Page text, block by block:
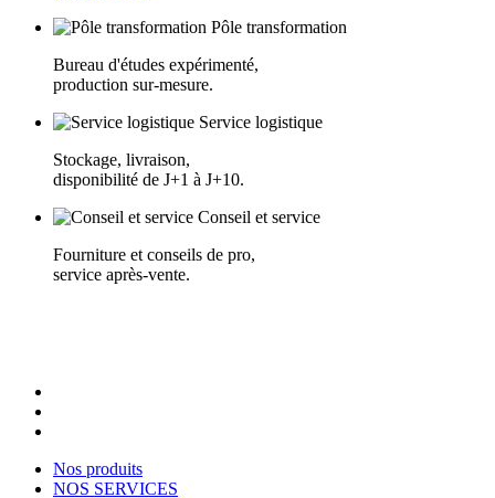
Pôle transformation
Bureau d'études expérimenté,
production sur-mesure.
Service logistique
Stockage, livraison,
disponibilité de J+1 à J+10.
Conseil et service
Fourniture et conseils de pro,
service après-vente.
Nos produits
NOS SERVICES